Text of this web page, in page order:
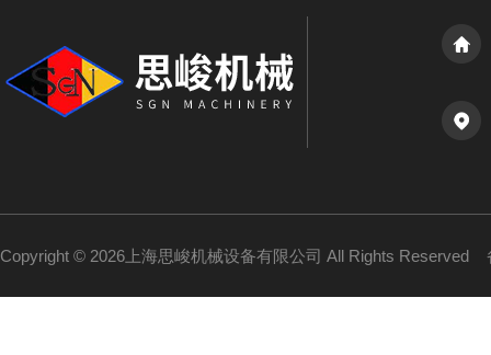
Copyright © 2026上海思峻机械设备有限公司 All Rights Reserved